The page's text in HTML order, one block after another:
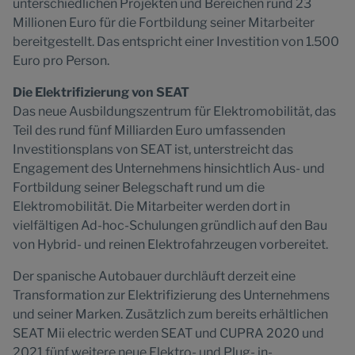
unterschiedlichen Projekten und Bereichen rund 23
Millionen Euro für die Fortbildung seiner Mitarbeiter
bereitgestellt. Das entspricht einer Investition von 1.500
Euro pro Person.
Die Elektrifizierung von SEAT
Das neue Ausbildungszentrum für Elektromobilität, das
Teil des rund fünf Milliarden Euro umfassenden
Investitionsplans von SEAT ist, unterstreicht das
Engagement des Unternehmens hinsichtlich Aus- und
Fortbildung seiner Belegschaft rund um die
Elektromobilität. Die Mitarbeiter werden dort in
vielfältigen Ad-hoc-Schulungen gründlich auf den Bau
von Hybrid- und reinen Elektrofahrzeugen vorbereitet.
Der spanische Autobauer durchläuft derzeit eine
Transformation zur Elektrifizierung des Unternehmens
und seiner Marken. Zusätzlich zum bereits erhältlichen
SEAT Mii electric werden SEAT und CUPRA 2020 und